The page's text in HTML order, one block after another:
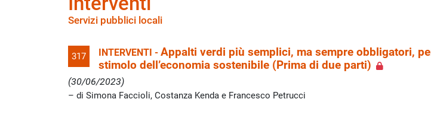
Servizi pubblici locali
317 INTERVENTI - Appalti verdi più semplici, ma sempre obbligatori,
stimolo dell’economia sostenibile (Prima di due parti)
(30/06/2023)
di Simona Faccioli, Costanza Kenda e Francesco Petrucci